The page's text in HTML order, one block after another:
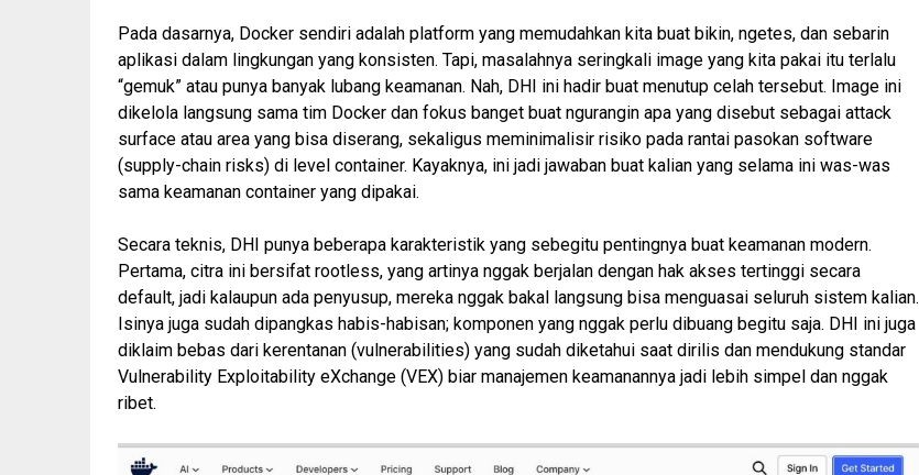
Pada dasarnya, Docker sendiri adalah platform yang memudahkan kita buat bikin, ngetes, dan sebarin
aplikasi dalam lingkungan yang konsisten. Tapi, masalahnya seringkali image yang kita pakai itu terlalu
“gemuk” atau punya banyak lubang keamanan. Nah, DHI ini hadir buat menutup celah tersebut. Image ini
dikelola langsung sama tim Docker dan fokus banget buat ngurangin apa yang disebut sebagai attack
surface atau area yang bisa diserang, sekaligus meminimalisir risiko pada rantai pasokan software
(supply-chain risks) di level container. Kayaknya, ini jadi jawaban buat kalian yang selama ini was-was
sama keamanan container yang dipakai.
Secara teknis, DHI punya beberapa karakteristik yang sebegitu pentingnya buat keamanan modern.
Pertama, citra ini bersifat rootless, yang artinya nggak berjalan dengan hak akses tertinggi secara
default, jadi kalaupun ada penyusup, mereka nggak bakal langsung bisa menguasai seluruh sistem kalian.
Isinya juga sudah dipangkas habis-habisan; komponen yang nggak perlu dibuang begitu saja. DHI ini juga
diklaim bebas dari kerentanan (vulnerabilities) yang sudah diketahui saat dirilis dan mendukung standar
Vulnerability Exploitability eXchange (VEX) biar manajemen keamanannya jadi lebih simpel dan nggak
ribet.